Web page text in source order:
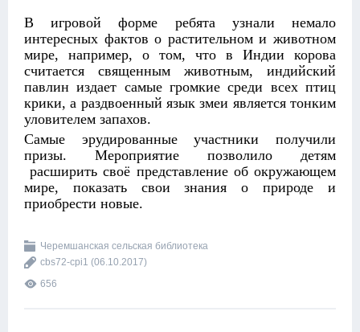
В игровой форме ребята узнали немало
интересных фактов о растительном и животном
мире, например, о том, что в Индии корова
считается священным животным, индийский
павлин издает самые громкие среди всех птиц
крики, а раздвоенный язык змеи является тонким
уловителем запахов.
Самые эрудированные участники получили
призы. Мероприятие позволило детям
расширить своё представление об окружающем
мире, показать свои знания о природе и
приобрести новые.
Черемшанская сельская библиотека
cbs72-cpi1 (06.10.2017)
656